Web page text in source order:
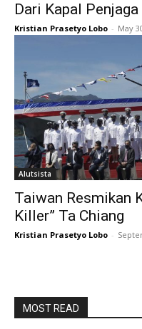
Dari Kapal
Kristian Prasetyo Lobo - May
Alutsista
Taiwan Resmikan
Killer” Ta Chiang
Kristian Prasetyo Lobo -
MOST READ